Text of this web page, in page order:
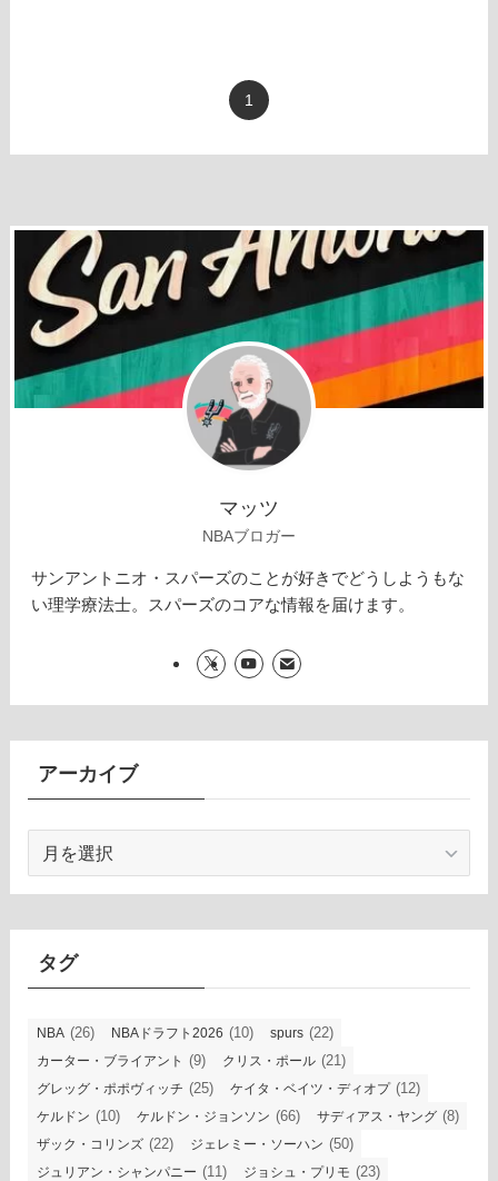
1
マッツ
NBAブロガー
サンアントニオ・スパーズのことが好きでどうしようもな
い理学療法士。スパーズのコアな情報を届けます。
アーカイブ
カ
イ
タグ
NBA (26) NBAドラフト2026 (10) spurs (22)
カーター・ブライアント (9) クリス・ポール (21)
グレッグ・ポポヴィッチ (25) ケイタ・ベイツ・ディオプ(12)
ケルドン (10) ケルドン・ジョンソン (66) サディアス・ヤング (8)
ザック・コリンズ (22) ジェレミー・ソーハン (50)
ジュリアン・シャンパニー (11) ジョシュ・プリモ (23)